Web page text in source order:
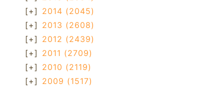
[+] 2014 (2045)
[+] 2013 (2608)
[+] 2012 (2439)
[+] 2011 (2709)
[+] 2010 (2119)
[+] 2009 (1517)